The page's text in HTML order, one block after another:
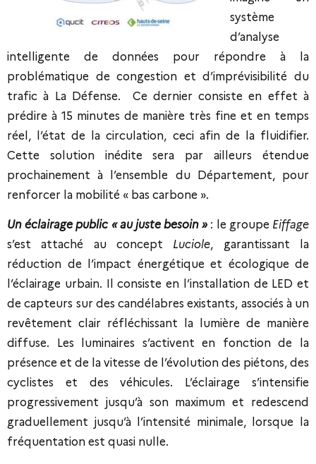
système
d’analyse
intelligente de données pour répondre à la
problématique de congestion et d’imprévisibilité du
trafic à La Défense. Ce dernier consiste en effet à
prédire à 15 minutes de manière très fine et en temps
réel, l’état de la circulation, ceci afin de la fluidifier.
Cette solution inédite sera par ailleurs étendue
prochainement à l’ensemble du Département, pour
renforcer la mobilité « bas carbone ».
Un éclairage public « au juste besoin » : le groupe Eiffage
s’est attaché au concept Luciole, garantissant la
réduction de l’impact énergétique et écologique de
l’éclairage urbain. Il consiste en l’installation de LED et
de capteurs sur des candélabres existants, associés à un
revêtement clair réfléchissant la lumière de manière
diffuse. Les luminaires s’activent en fonction de la
présence et de la vitesse de l’évolution des piétons, des
cyclistes et des véhicules. L’éclairage s’intensifie
progressivement jusqu’à son maximum et redescend
graduellement jusqu’à l’intensité minimale, lorsque la
fréquentation est quasi nulle.